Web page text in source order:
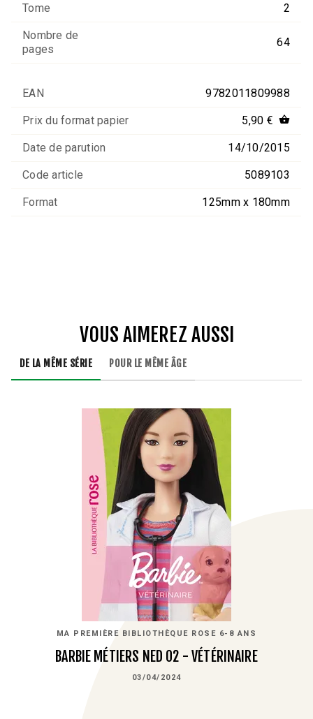
Tome 2
Nombre de
pages
64
EAN 9782011809988
Prix du format papier 5,90 € shopping_basket
Date de parution 14/10/2015
Code article 5089103
Format 125mm x 180mm
VOUS AIMEREZ AUSSI
DE LA MÊME SÉRIE POUR LE MÊME ÂGE
MA PREMIÈRE BIBLIOTHÈQUE ROSE 6-8 ANS
BARBIE MÉTIERS NED 02 - VÉTÉRINAIRE
03/04/2024